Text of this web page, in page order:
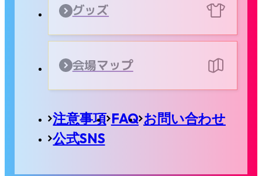
注意事項 FAQ お問い合わせ
公式SNS
グッズ
会場マップ